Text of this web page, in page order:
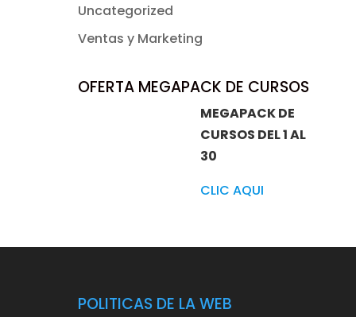
Uncategorized
Ventas y Marketing
OFERTA MEGAPACK DE CURSOS
MEGAPACK DE
CURSOS DEL 1 AL
30
CLIC AQUI
POLITICAS DE LA WEB